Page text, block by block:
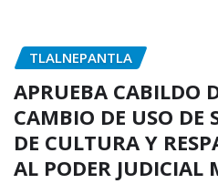
TLALNEPANTLA
APRUEBA CABILDO
CAMBIO DE USO DE
DE CULTURA Y
AL PODER JUDICIAL